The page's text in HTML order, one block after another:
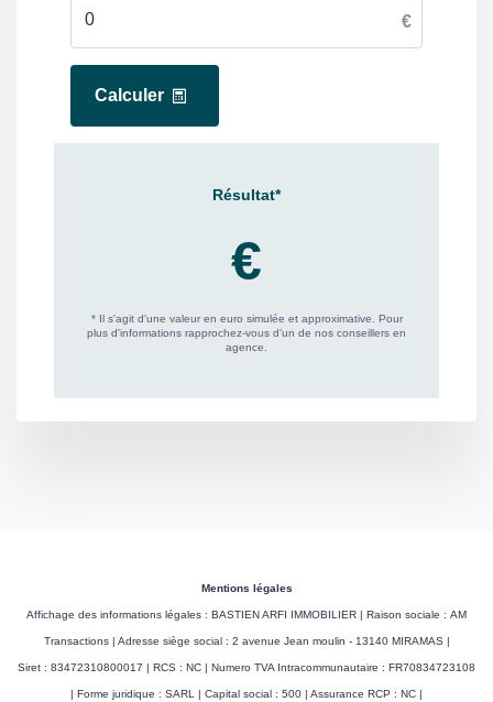
Mentions légales
Affichage des informations légales : BASTIEN ARFI IMMOBILIER | Raison sociale : AM
Transactions | Adresse siège social : 2 avenue Jean moulin - 13140 MIRAMAS |
Siret : 83472310800017 | RCS : NC | Numero TVA Intracommunautaire : FR70834723108
| Forme juridique : SARL | Capital social : 500 | Assurance RCP : NC |